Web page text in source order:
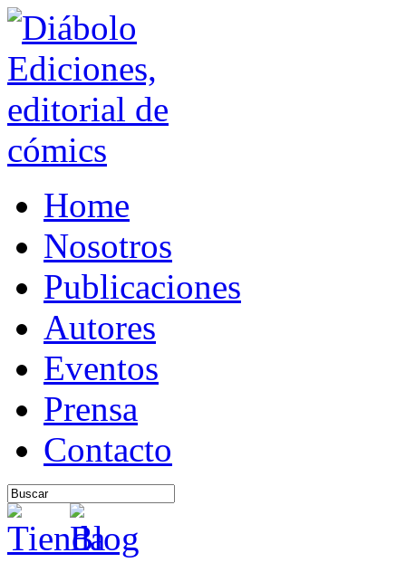
Home
Nosotros
Publicaciones
Autores
Eventos
Prensa
Contacto